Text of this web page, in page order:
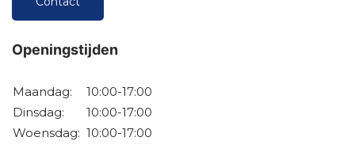
Openingstijden
Maandag:
10:00-17:00
Dinsdag:
10:00-17:00
Woensdag: 10:00-17:00